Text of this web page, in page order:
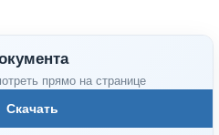
прямо на странице
Скачать